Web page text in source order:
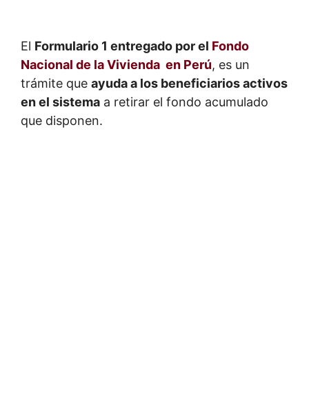
El Formulario 1 entregado por el Fondo
Nacional de la Vivienda en Perú, es un
trámite que ayuda a los beneficiarios activos
en el sistema a retirar el fondo acumulado
que disponen.